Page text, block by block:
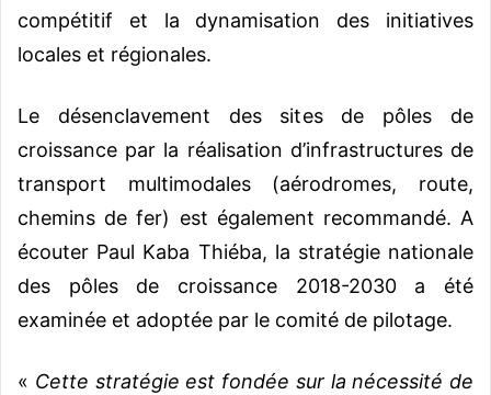
compétitif et la dynamisation des initiatives
locales et régionales.
Le désenclavement des sites de pôles de
croissance par la réalisation d’infrastructures de
transport multimodales (aérodromes, route,
chemins de fer) est également recommandé. A
écouter Paul Kaba Thiéba, la stratégie nationale
des pôles de croissance 2018-2030 a été
examinée et adoptée par le comité de pilotage.
« Cette stratégie est fondée sur la nécessité de